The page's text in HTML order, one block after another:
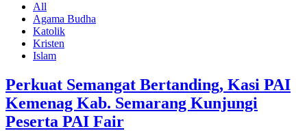
All
Agama Budha
Katolik
Kristen
Islam
Perkuat Semangat Bertanding, Kasi PAI
Kemenag Kab. Semarang Kunjungi
Peserta PAI Fair